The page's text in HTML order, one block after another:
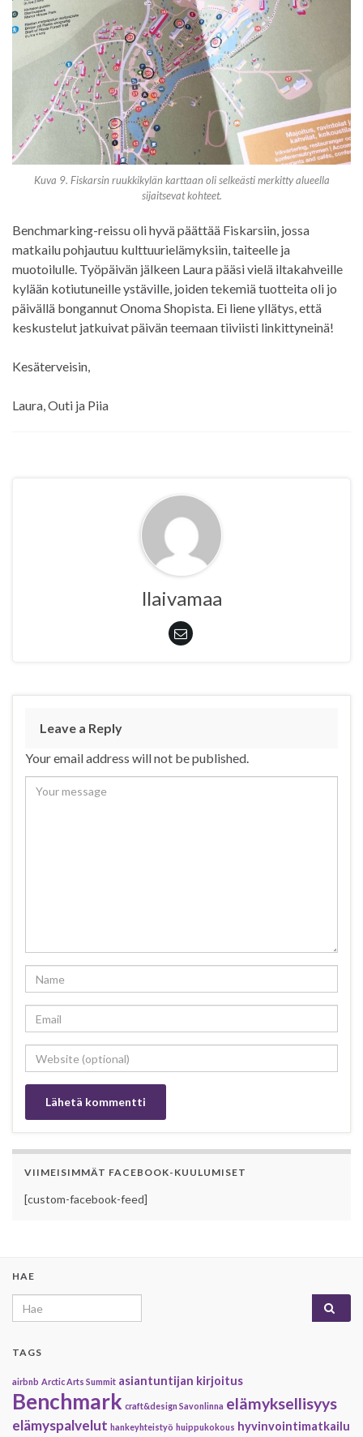
Kuva 9. Fiskarsin ruukkikylän karttaan oli selkeästi merkitty alueella
sijaitsevat kohteet.
Benchmarking-reissu oli hyvä päättää Fiskarsiin, jossa
matkailu pohjautuu kulttuurielämyksiin, taiteelle ja
muotoilulle. Työpäivän jälkeen Laura pääsi vielä iltakahveille
kylään kotiutuneille ystäville, joiden tekemiä tuotteita oli jo
päivällä bongannut Onoma Shopista. Ei liene yllätys, että
keskustelut jatkuivat päivän teemaan tiiviisti linkittyneinä!
Kesäterveisin,
Laura, Outi ja Piia
llaivamaa
Leave a Reply
Your email address will not be published.
VIIMEISIMMÄT FACEBOOK-KUULUMISET
[custom-facebook-feed]
HAE
Search for:
TAGS
airbnb Arctic Arts Summit asiantuntijan kirjoitus
Benchmark craft&design Savonlinna elämyksellisyys
elämyspalvelut hankeyhteistyö huippukokous hyvinvointimatkailu